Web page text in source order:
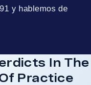
y hablemos de
In The
Practice